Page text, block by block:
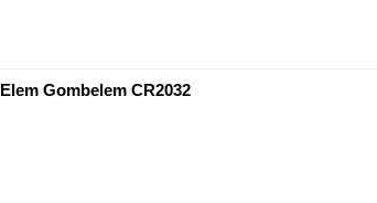
Elem Gombelem CR2032